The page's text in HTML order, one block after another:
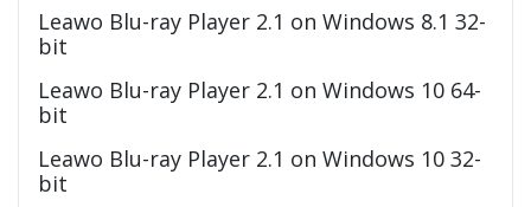
Leawo Blu-ray Player 2.1 on Windows 8.1 32-
bit
Leawo Blu-ray Player 2.1 on Windows 10 64-
bit
Leawo Blu-ray Player 2.1 on Windows 10 32-
bit